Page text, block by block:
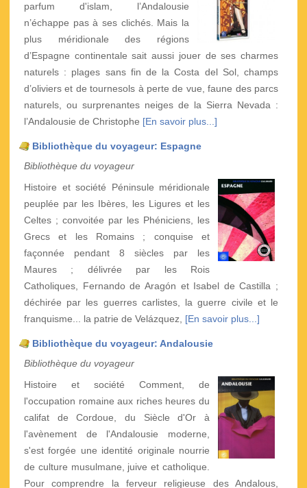
parfum d'islam, l’Andalousie
n’échappe pas à ses clichés. Mais la
plus méridionale des régions
d’Espagne continentale sait aussi jouer de ses charmes
naturels : plages sans fin de la Costa del Sol, champs
d’oliviers et de tournesols à perte de vue, faune des parcs
naturels, ou surprenantes neiges de la Sierra Nevada :
l’Andalousie de Christophe [En savoir plus...]
Bibliothèque du voyageur: Espagne
Bibliothèque du voyageur
Histoire et société Péninsule méridionale
peuplée par les Ibères, les Ligures et les
Celtes ; convoitée par les Phéniciens, les
Grecs et les Romains ; conquise et
façonnée pendant 8 siècles par les
Maures ; délivrée par les Rois
Catholiques, Fernando de Aragón et Isabel de Castilla ;
déchirée par les guerres carlistes, la guerre civile et le
franquisme... la patrie de Velázquez, [En savoir plus...]
Bibliothèque du voyageur: Andalousie
Bibliothèque du voyageur
Histoire et société Comment, de
l'occupation romaine aux riches heures du
califat de Cordoue, du Siècle d'Or à
l'avènement de l'Andalousie moderne,
s'est forgée une identité originale nourrie
de culture musulmane, juive et catholique.
Pour comprendre la ferveur religieuse des Andalous,